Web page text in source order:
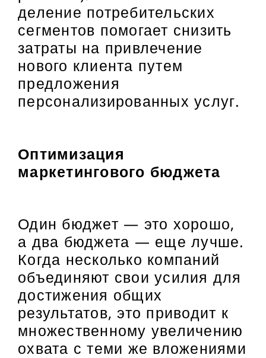
деление потребительских
сегментов помогает снизить
затраты на привлечение
нового клиента путем
предложения
персонализированных услуг.
Оптимизация
маркетингового бюджета
Один бюджет — это хорошо,
а два бюджета — еще лучше.
Когда несколько компаний
объединяют свои усилия для
достижения общих
результатов, это приводит к
множественному увеличению
охвата с теми же вложениями